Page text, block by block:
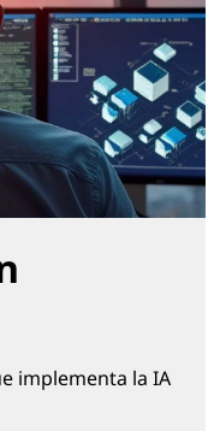
implementa la IA